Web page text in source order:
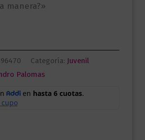
manera?»
Categoría: Juvenil
Palomas